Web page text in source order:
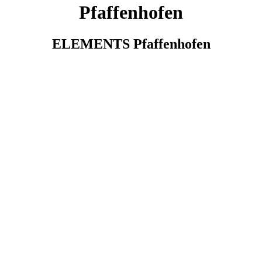
Pfaffenhofen
ELEMENTS Pfaffenhofen